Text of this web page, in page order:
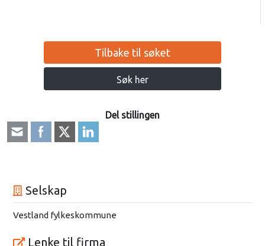
Tilbake til søket
Søk her
Del stillingen
Selskap
Vestland fylkeskommune
Lenke til firma